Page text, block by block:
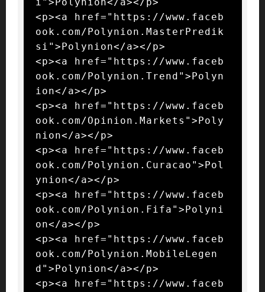
i">Polynion</a></p>
<p><a href="https://www.faceb
ook.com/Polynion.MasterPredik
si">Polynion</a></p>
<p><a href="https://www.faceb
ook.com/Polynion.Trend">Polyn
ion</a></p>
<p><a href="https://www.faceb
ook.com/Opinion.Markets">Poly
nion</a></p>
<p><a href="https://www.faceb
ook.com/Polynion.Curacao">Pol
ynion</a></p>
<p><a href="https://www.faceb
ook.com/Polynion.Fifa">Polyni
on</a></p>
<p><a href="https://www.faceb
ook.com/Polynion.MobileLegen
d">Polynion</a></p>
<p><a href="https://www.faceb